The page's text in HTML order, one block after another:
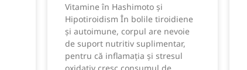
Vitamine în Hashimoto și
Hipotiroidism În bolile tiroidiene
și autoimune, corpul are nevoie
de suport nutritiv suplimentar,
pentru că inflamația și stresul